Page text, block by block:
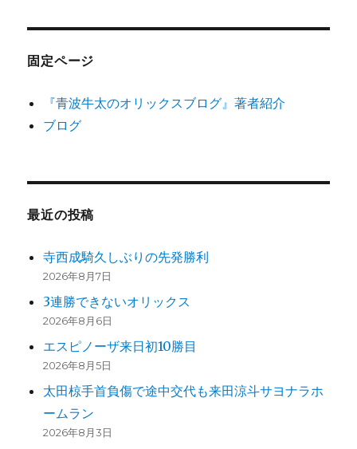
固定ページ
『青波牛太のオリックスブログ』著者紹介
ブログ
最近の投稿
寺西成騎久しぶりの先発勝利
2026年8月7日
3連勝できないオリックス
2026年8月6日
エスピノーザ来日初10勝目
2026年8月5日
太田椋手首負傷で途中交代も来田涼斗サヨナラホ
ームラン
2026年8月3日